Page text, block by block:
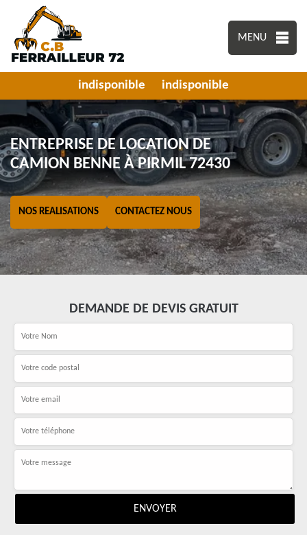
MENU
indisponible indisponible
ENTREPRISE DE LOCATION DE
CAMION BENNE À PIRMIL 72430
NOS REALISATIONS CONTACTEZ NOUS
DEMANDE DE DEVIS GRATUIT